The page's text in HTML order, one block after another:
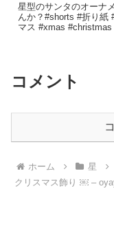
星型のサンタのオーナ
んか？#shorts #折り紙
マス #xmas #christmas
コメント
ホーム 星
クリスマス飾り ￼ –